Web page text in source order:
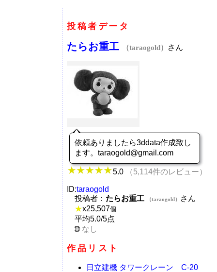
投稿者データ
たらお重工 （taraogold） さん
依頼ありましたら3ddata作成致し
ます。taraogold@gmail.com
5.0 （5,114件のレビュー）
ID:taraogold
投稿者： たらお重工 （taraogold）
さん
★x25,507個
平均5.0/5点
なし
作品リスト
日立建機 タワークレーン C-20